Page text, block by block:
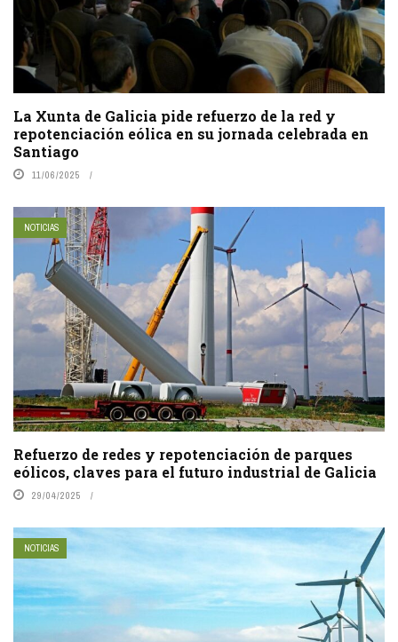
La Xunta de Galicia pide refuerzo de la red y
repotenciación eólica en su jornada celebrada en
Santiago
11/06/2025
NOTICIAS
Refuerzo de redes y repotenciación de parques
eólicos, claves para el futuro industrial de Galicia
29/04/2025
NOTICIAS